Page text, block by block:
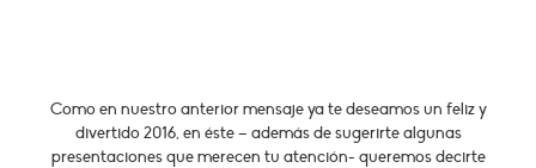
Como en nuestro anterior mensaje ya te deseamos un feliz y
divertido 2016, en éste – además de sugerirte algunas
presentaciones que merecen tu atención- queremos decirte